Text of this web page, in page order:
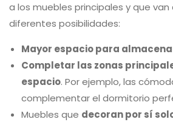
a los muebles principales y que
diferentes posibilidades:
Mayor espacio para
Completar las zonas
espacio. Por ejemplo, las
complementar el dormitorio
Muebles que decoran por sí